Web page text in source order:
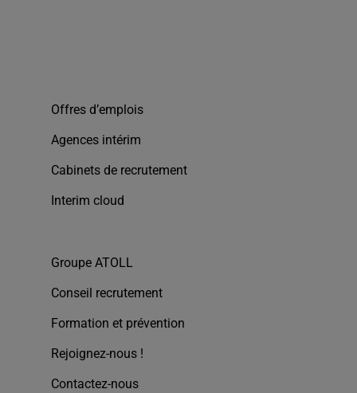
Offres d’emplois
Agences intérim
Cabinets de recrutement
Interim cloud
Groupe ATOLL
Conseil recrutement
Formation et prévention
Rejoignez-nous !
Contactez-nous